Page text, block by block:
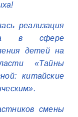
реализация
в сфере
детей на
«Тайны
китайские
смены